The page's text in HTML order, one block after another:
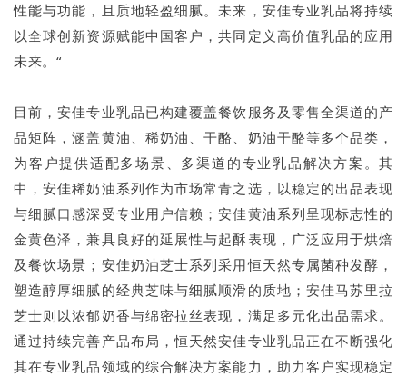
性能与功能，且质地轻盈细腻。未来，安佳专业乳品将持续
以全球创新资源赋能中国客户，共同定义高价值乳品的应用
未来。“
目前，安佳专业乳品已构建覆盖餐饮服务及零售全渠道的产
品矩阵，涵盖黄油、稀奶油、干酪、奶油干酪等多个品类，
为客户提供适配多场景、多渠道的专业乳品解决方案。其
中，安佳稀奶油系列作为市场常青之选，以稳定的出品表现
与细腻口感深受专业用户信赖；安佳黄油系列呈现标志性的
金黄色泽，兼具良好的延展性与起酥表现，广泛应用于烘焙
及餐饮场景；安佳奶油芝士系列采用恒天然专属菌种发酵，
塑造醇厚细腻的经典芝味与细腻顺滑的质地；安佳马苏里拉
芝士则以浓郁奶香与绵密拉丝表现，满足多元化出品需求。
通过持续完善产品布局，恒天然安佳专业乳品正在不断强化
其在专业乳品领域的综合解决方案能力，助力客户实现稳定